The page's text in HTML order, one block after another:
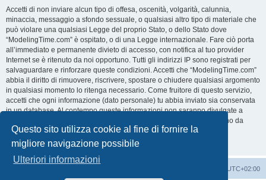
Questo sito utilizza cookie al fine di fornire la
migliore navigazione possibile
Ulteriori informazioni
Accetti di non inviare alcun tipo di offesa, oscenità, volgarità, calunnia,
minaccia, messaggio a sfondo sessuale, o qualsiasi altro tipo di materiale che
può violare una qualsiasi Legge del proprio Stato, o dello Stato dove
“ModelingTime.com” è ospitato, o di una Legge internazionale. Fare ciò porta
all’immediato e permanente divieto di accesso, con notifica al tuo provider
Internet se è ritenuto da noi opportuno. Tutti gli indirizzi IP sono registrati per
salvaguardare e rinforzare queste condizioni. Accetti che “ModelingTime.com”
abbia il diritto di rimuovere, riscrivere, spostare o chiudere qualsiasi argomento
in qualsiasi momento lo ritenga necessario. Come fruitore di questo servizio,
accetti che ogni informazione (dato personale) tu abbia inviato sia conservata
in un database. Al contempo queste informazioni non saranno divulgate a
nessuno senza il tuo consenso, né “ModelingTime.com” o phpBB sono da
ritenersi responsabili per qualsiasi violazione al sistema che possa
compromettere queste informazioni.
UTC+02:00